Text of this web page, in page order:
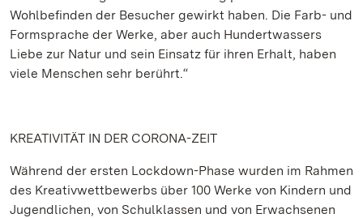
Wohlbefinden der Besucher gewirkt haben. Die Farb- und
Formsprache der Werke, aber auch Hundertwassers
Liebe zur Natur und sein Einsatz für ihren Erhalt, haben
viele Menschen sehr berührt.“
KREATIVITÄT IN DER CORONA-ZEIT
Während der ersten Lockdown-Phase wurden im Rahmen
des Kreativwettbewerbs über 100 Werke von Kindern und
Jugendlichen, von Schulklassen und von Erwachsenen